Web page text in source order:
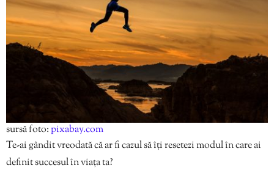
sursă foto:pixabay.com
Te-ai gândit vreodată că ar fi cazul să îți resetezi modul în care ai
definit succesul în viața ta?